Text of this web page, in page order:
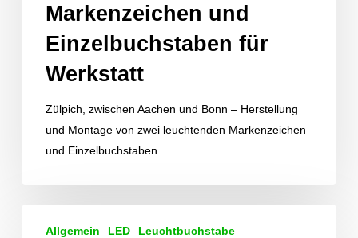
Markenzeichen und
Einzelbuchstaben für
Werkstatt
Zülpich, zwischen Aachen und Bonn – Herstellung
und Montage von zwei leuchtenden Markenzeichen
und Einzelbuchstaben…
Allgemein LED Leuchtbuchstabe